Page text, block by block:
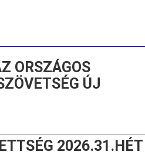
ORSZÁGOS
ÚJ
2026.31.HÉT